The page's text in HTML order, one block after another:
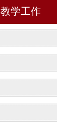
教学工作